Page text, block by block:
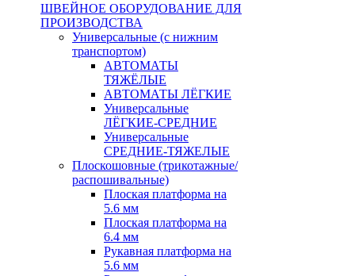
ШВЕЙНОЕ ОБОРУДОВАНИЕ ДЛЯ
ПРОИЗВОДСТВА
Универсальные (с нижним
транспортом)
АВТОМАТЫ
ТЯЖЁЛЫЕ
АВТОМАТЫ ЛЁГКИЕ
Универсальные
ЛЁГКИЕ-СРЕДНИЕ
Универсальные
СРЕДНИЕ-ТЯЖЕЛЫЕ
Плоскошовные (трикотажные/
распошивальные)
Плоская платформа на
5.6 мм
Плоская платформа на
6.4 мм
Рукавная платформа на
5.6 мм